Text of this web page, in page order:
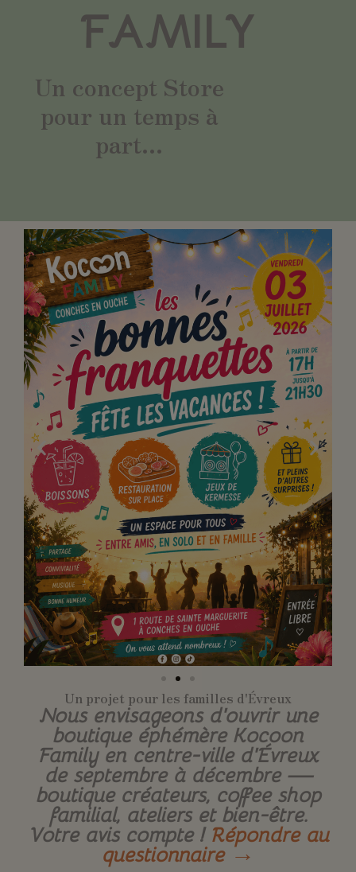
FAMILY
Un concept Store
pour un temps à
part...
Un projet pour les familles d'Évreux
Nous envisageons d’ouvrir une
boutique éphémère Kocoon
Family en centre-ville d’Évreux
de septembre à décembre —
boutique créateurs, coffee shop
familial, ateliers et bien-être.
Votre avis compte !Répondre au
questionnaire →